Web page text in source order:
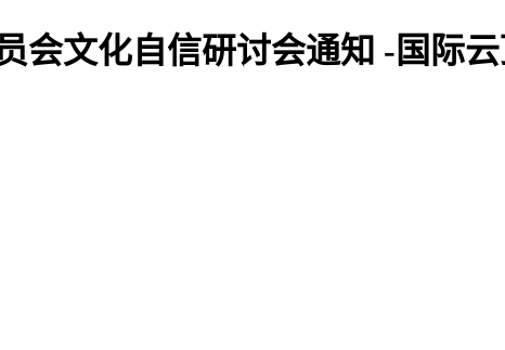
会文化自信研讨会通知 -国际云